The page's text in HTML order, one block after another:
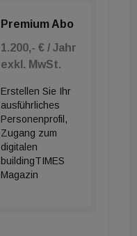
Premium Abo
1.200,- € / Jahr
exkl. MwSt.
Erstellen Sie Ihr
ausführliches
Personenprofil,
Zugang zum
digitalen
buildingTIMES
Magazin